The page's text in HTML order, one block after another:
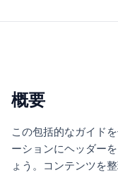
概要
この包括的なガイド
ーションにヘッダー
ょう。コンテンツを